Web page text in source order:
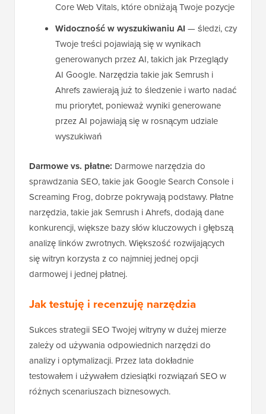
Core Web Vitals, które obniżają Twoje pozycje
Widoczność w wyszukiwaniu AI — śledzi, czy
Twoje treści pojawiają się w wynikach
generowanych przez AI, takich jak Przeglądy
AI Google. Narzędzia takie jak Semrush i
Ahrefs zawierają już to śledzenie i warto nadać
mu priorytet, ponieważ wyniki generowane
przez AI pojawiają się w rosnącym udziale
wyszukiwań
Darmowe vs. płatne: Darmowe narzędzia do
sprawdzania SEO, takie jak Google Search Console i
Screaming Frog, dobrze pokrywają podstawy. Płatne
narzędzia, takie jak Semrush i Ahrefs, dodają dane
konkurencji, większe bazy słów kluczowych i głębszą
analizę linków zwrotnych. Większość rozwijających
się witryn korzysta z co najmniej jednej opcji
darmowej i jednej płatnej.
Jak testuję i recenzuję narzędzia
Sukces strategii SEO Twojej witryny w dużej mierze
zależy od używania odpowiednich narzędzi do
analizy i optymalizacji. Przez lata dokładnie
testowałem i używałem dziesiątki rozwiązań SEO w
różnych scenariuszach biznesowych.